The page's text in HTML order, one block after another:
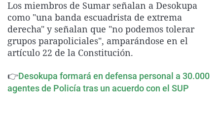
La rosa de los vientos
Gente viajera
Como el perro y el
Caso
Retornados
Equipo de
Extremadura
Galicia
La Rioja
País Vasco
Virales
Televisión
Elecciones
Los miembros de Sumar señalan a Desokupa
como "una banda escuadrista de extrema
derecha" y señalan que "no podemos tolerar
grupos parapoliciales", amparándose en el
artículo 22 de la Constitución.
👉Desokupa formará en defensa personal a 30.000
agentes de Policía tras un acuerdo con el SUP